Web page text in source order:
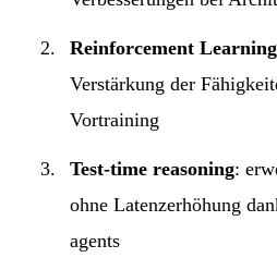
Reinforcement Learning
Verstärkung der
Vortraining
Test-time reasoning:
ohne Latenzerhöhung
agents